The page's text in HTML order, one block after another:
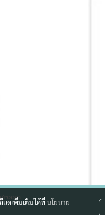
ยดเพิ่มเติมได้ที่นโยบาย